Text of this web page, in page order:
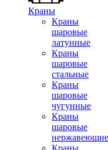
Краны
Краны
шаровые
латунные
Краны
шаровые
стальные
Краны
шаровые
чугунные
Краны
шаровые
нержавеющие
Краны